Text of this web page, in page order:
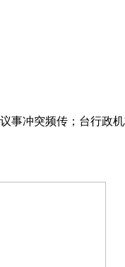
突频传；台行政机